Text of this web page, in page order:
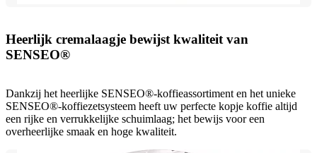
Heerlijk cremalaagje bewijst kwaliteit van
SENSEO®
Dankzij het heerlijke SENSEO®-koffieassortiment en het unieke
SENSEO®-koffiezetsysteem heeft uw perfecte kopje koffie altijd
een rijke en verrukkelijke schuimlaag; het bewijs voor een
overheerlijke smaak en hoge kwaliteit.